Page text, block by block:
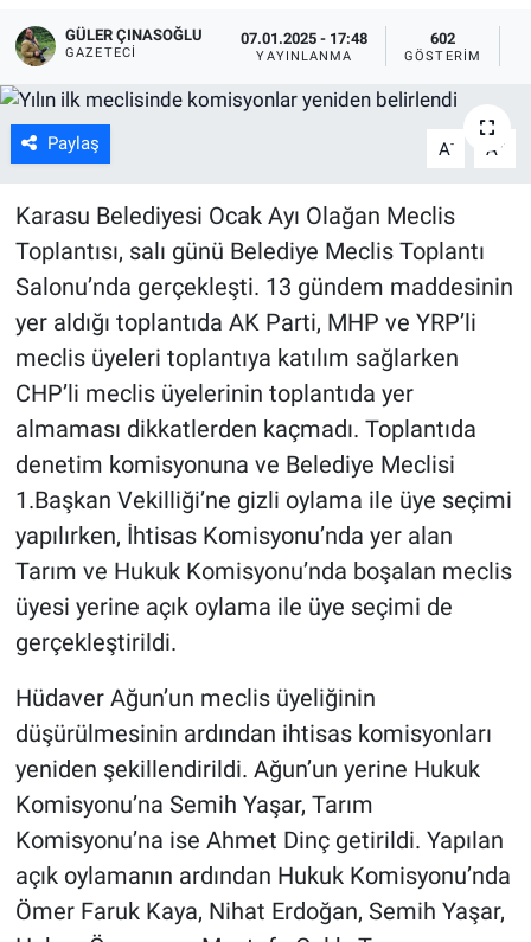
GÜLER ÇINASOĞLU
GAZETECI
07.01.2025 - 17:48
YAYINLANMA
602
GÖSTERIM
Paylaş A- A +
Karasu Belediyesi Ocak Ayı Olağan Meclis
Toplantısı, salı günü Belediye Meclis Toplantı
Salonu’nda gerçekleşti. 13 gündem maddesinin
yer aldığı toplantıda AK Parti, MHP ve YRP’li
meclis üyeleri toplantıya katılım sağlarken
CHP’li meclis üyelerinin toplantıda yer
almaması dikkatlerden kaçmadı. Toplantıda
denetim komisyonuna ve Belediye Meclisi
1.Başkan Vekilliği’ne gizli oylama ile üye seçimi
yapılırken, İhtisas Komisyonu’nda yer alan
Tarım ve Hukuk Komisyonu’nda boşalan meclis
üyesi yerine açık oylama ile üye seçimi de
gerçekleştirildi.
Hüdaver Ağun’un meclis üyeliğinin
düşürülmesinin ardından ihtisas komisyonları
yeniden şekillendirildi. Ağun’un yerine Hukuk
Komisyonu’na Semih Yaşar, Tarım
Komisyonu’na ise Ahmet Dinç getirildi. Yapılan
açık oylamanın ardından Hukuk Komisyonu’nda
Ömer Faruk Kaya, Nihat Erdoğan, Semih Yaşar,